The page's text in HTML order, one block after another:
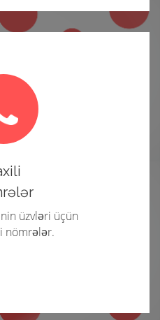
üzvləri üçün
nömrələr.